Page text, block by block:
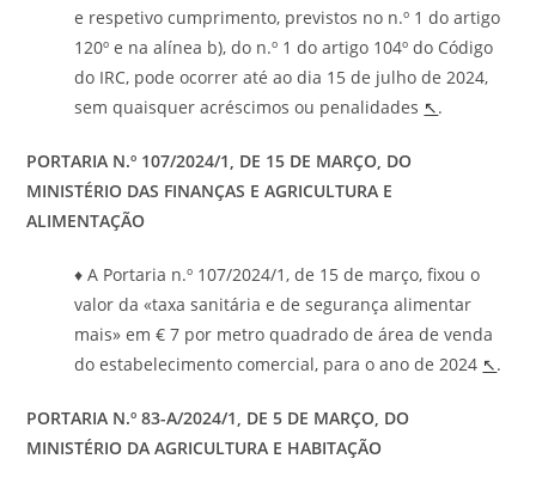
e respetivo cumprimento, previstos no n.º 1 do artigo
120º e na alínea b), do n.º 1 do artigo 104º do Código
do IRC, pode ocorrer até ao dia 15 de julho de 2024,
sem quaisquer acréscimos ou penalidades ↖.
PORTARIA N.º 107/2024/1, DE 15 DE MARÇO DO
MINISTÉRIO DAS FINANÇAS E AGRICULTURA E
ALIMENTAÇÃO
♦ A Portaria n.º 107/2024/1, de 15 de março, fixou o
valor da «taxa sanitária e de segurança alimentar
mais» em € 7 por metro quadrado de área de venda
do estabelecimento comercial, para o ano de 2024 ↖.
PORTARIA N.º 83-A/2024/1, DE 5 DE MARÇO, DO
MINISTÉRIO DA AGRICULTURA E HABITAÇÃO